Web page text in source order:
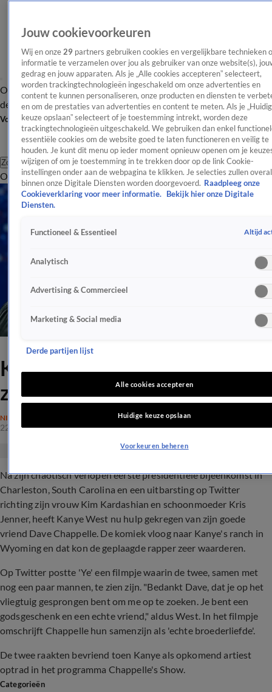
OverzichtAfleveringen Entertainment TV Algemeen
Tip
de redactieNieuwsbrief
Volg Shownieuws
Zoeken
OverzichtEntertainmentSpraakmakendRealityCrimeVideo's
Komiek Dave Chappelle
zoekt Kanye op in Wyoming
NIEUWS
22 juli 2020, 01:33
Na zijn chaotisch verlopen eerste presidentiële bijeenkomst in
Charleston, South Carolina en een uitbarsting op Twitter
richting zijn vrouw Kim Kardashian en schoonmoeder Kris
Jenner, heeft Kanye West nu hulp gekregen van zijn goede
vriend Dave Chappelle. De komiek vloog naar Kanye's ranch in
Wyoming en dat kon de geplaagde rapper zeer waarderen.
Op Twitter postte 'Ye' een filmpje waarin de twee, samen met
nog een paar mannen, te zien zijn. "Bedankt Dave, dat je op het
vliegtuig gesprongen bent om me op te zoeken. Je bent een
godsgeschenk en een echte vriend," aldus West. In het filmpje
omschrijft Chappelle hun samenzijn als 'echte broederliefde'.
De twee raakten bevriend toen Kanye als opkomend artiest
optrad in het programma Chappelle's Show.
Categorieën
Jouw cookievoorkeuren
Wij en onze 29 partners gebruiken cookies en vergelijkbare technieken
informatie te verzamelen over jou als gebruiker van onze website(s),
gedrag en jouw apparaten. Als je „Alle cookies accepteren” selecteert,
worden trackingtechnologieën ingeschakeld om onze advertenties en
content te kunnen personaliseren, onze producten en diensten te
en om de prestaties van advertenties en content te meten. Als je
keuze opslaan” selecteert of je toestemming intrekt, worden deze
trackingtechnologieën uitgeschakeld. We gebruiken dan enkel
essentiële cookies om de website goed te laten functioneren en veilig te
houden. Je kunt dit menu op ieder moment opnieuw openen om je
wijzigen of om je toestemming in te trekken door op de link Cookie-
instellingen onder aan de webpagina te klikken. Je selecties zullen overal
binnen onze Digitale Diensten worden doorgevoerd. Raadpleeg onze
Cookieverklaring voor meer informatie.
Bekijk hier onze Digitale
Diensten.
Functioneel & Essentieel Altijd
Analytisch
Advertising & Commercieel
Marketing & Social media
Derde partijen lijst
Alle cookies accepteren
Huidige keuze opslaan
Voorkeuren beheren